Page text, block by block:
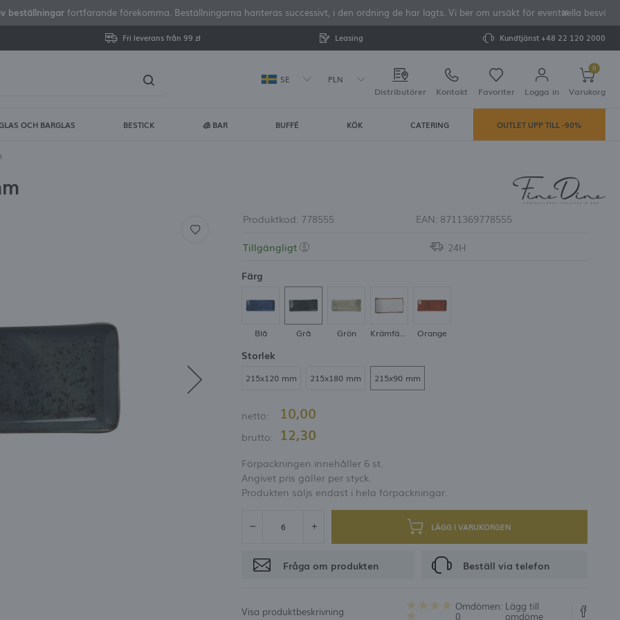
beställningarfortfarande förekomma. Beställningarna hanteras successivt, i den ordning de har lagts. Vi ber om ursäkt för eventuella besvär
Fri leverans från 99 zł Leasing Kundtjänst +48 22 120 2000
SE PLN
Distributörer Kontakt Favoriter Logga in
in
visa köphistorik
ingen anledning att ange dina uppgifter vid framtida köp
möjlighet att få rabatter och rabattkoder
0
Varukorg
Din varukorg är tom
OCH BARGLAS BESTICK 🧊 BAR BUFFÉ KÖK CATERING OUTLET UPP TILL -90%
Produktkod: 778555 EAN: 8711369778555
Tillgängligt 24H
Färg
Blå Grå Grön Krämfärgad Orange
Storlek
215x120 mm 215x180 mm 215x90 mm
netto: 10,00
brutto: 12,30
Förpackningen innehåller 6 st.
Angivet pris gäller per styck.
Produkten säljs endast i hela förpackningar.
LÄGG I VARUKORGEN
Fråga om produkten Beställ via telefon
Visa produktbeskrivning Omdömen:
0
Lägg till
omdöme